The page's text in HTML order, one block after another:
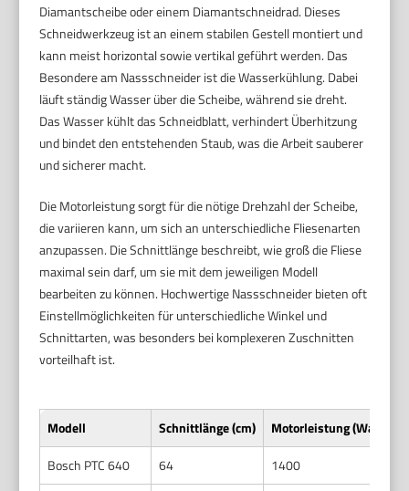
Diamantscheibe oder einem Diamantschneidrad. Dieses
Schneidwerkzeug ist an einem stabilen Gestell montiert und
kann meist horizontal sowie vertikal geführt werden. Das
Besondere am Nassschneider ist die Wasserkühlung. Dabei
läuft ständig Wasser über die Scheibe, während sie dreht.
Das Wasser kühlt das Schneidblatt, verhindert Überhitzung
und bindet den entstehenden Staub, was die Arbeit sauberer
und sicherer macht.
Die Motorleistung sorgt für die nötige Drehzahl der Scheibe,
die variieren kann, um sich an unterschiedliche Fliesenarten
anzupassen. Die Schnittlänge beschreibt, wie groß die Fliese
maximal sein darf, um sie mit dem jeweiligen Modell
bearbeiten zu können. Hochwertige Nassschneider bieten oft
Einstellmöglichkeiten für unterschiedliche Winkel und
Schnittarten, was besonders bei komplexeren Zuschnitten
vorteilhaft ist.
Modell Schnittlänge (cm) Motorleistung (Watt)
Bosch PTC 640
64 1400